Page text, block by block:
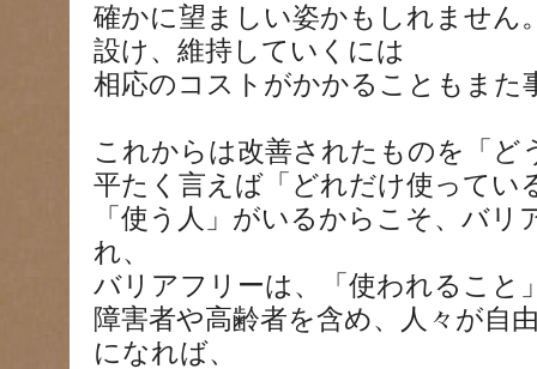
確かに望ましい姿かもしれません
設け、維持していくには
相応のコストがかかることもまた
これからは改善されたものを「ど
平たく言えば「どれだけ使ってい
「使う人」がいるからこそ、バリ
れ、
バリアフリーは、「使われること
障害者や高齢者を含め、人々が自
になれば、